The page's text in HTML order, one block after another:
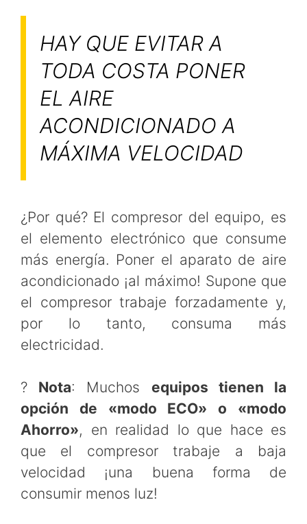
HAY QUE EVITAR A
TODA COSTA PONER
EL AIRE
ACONDICIONADO A
MÁXIMA VELOCIDAD
¿Por qué? El compresor del equipo, es
el elemento electrónico que consume
más energía. Poner el aparato de aire
acondicionado ¡al máximo! Supone que
el compresor trabaje forzadamente y,
por lo tanto, consuma más
electricidad.
? Nota: Muchos equipos tienen la
opción de «modo ECO» o «modo
Ahorro», en realidad lo que hace es
que el compresor trabaje a baja
velocidad ¡una buena forma de
consumir menos luz!